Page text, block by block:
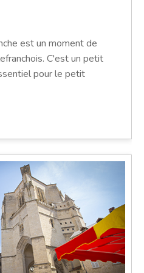
est un moment de
C'est un petit
pour le petit